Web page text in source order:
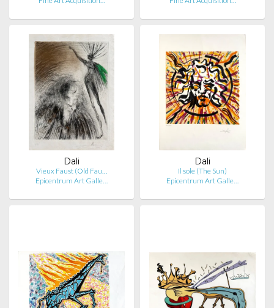
Dali
Vieux Faust (Old Fau…
Epicentrum Art Galle…
Dali
Il sole (The Sun)
Epicentrum Art Galle…